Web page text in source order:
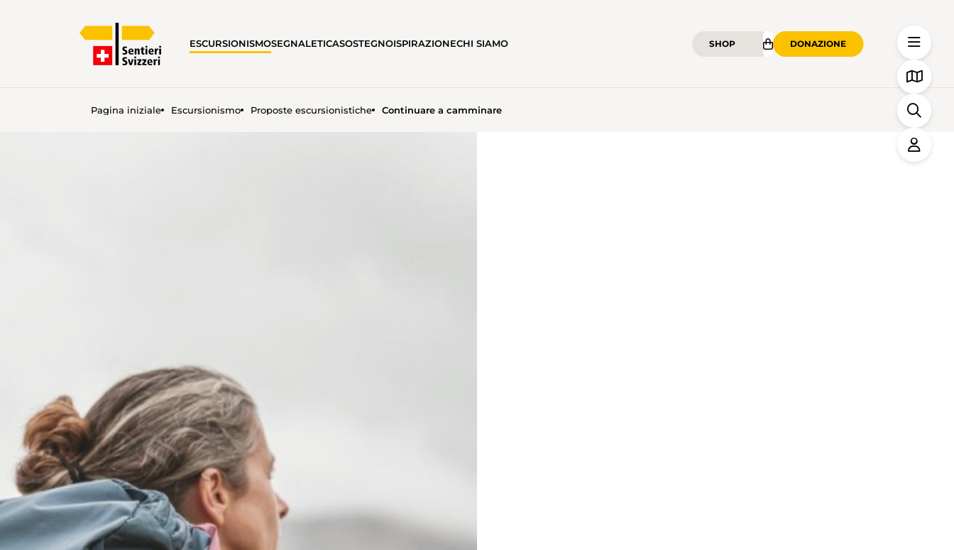
ESCURSIONISMOSEGNALETICASOSTEGNOISPIRAZIONECHI SIAMO SHOP DONAZIONE
Pagina iniziale Escursionismo Proposte escursionistiche Continuare a camminare